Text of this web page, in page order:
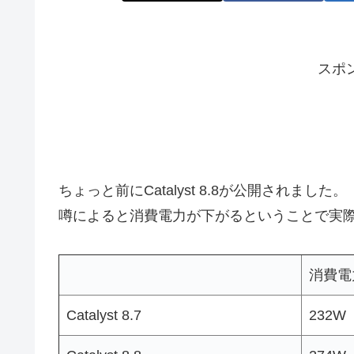
スポ
ちょっと前にCatalyst 8.8が公開されました。
噂によると消費電力が下がるということで実
消費電
Catalyst 8.7 232W